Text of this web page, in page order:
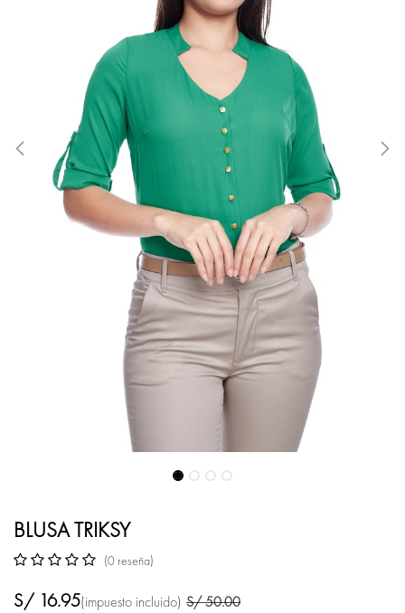
BLUSA TRIKSY
(0 reseña)
S/ 16.95(impuesto incluido) S/50.00